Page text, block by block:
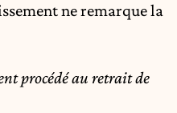
ne remarque la
procédé au retrait de